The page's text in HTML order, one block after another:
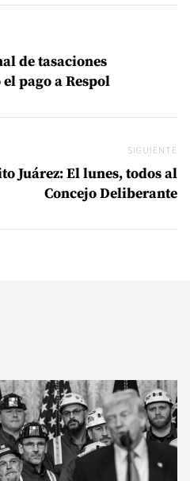
de tasaciones
pago a Respol
SIGUIENTE
Juárez: El lunes, todos al
Concejo Deliberante